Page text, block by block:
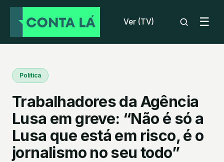
Ver (TV) ☰
Política
Trabalhadores da Agência
Lusa em greve: “Não é só a
Lusa que está em risco, é o
jornalismo no seu todo”